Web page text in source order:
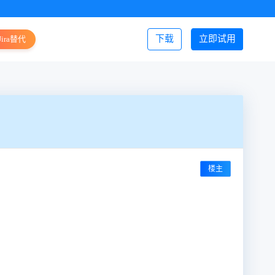
立即试用
下载
替代 登录/注册
楼主